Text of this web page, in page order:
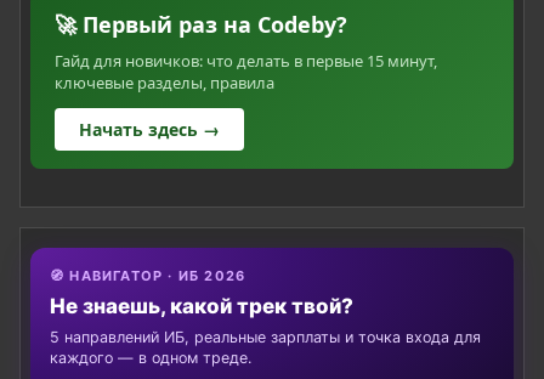
🚀 Первый раз на Codeby?
Гайд для новичков: что делать в первые 15 минут,
ключевые разделы, правила
Начать здесь →
🧭 НАВИГАТОР · ИБ 2026
Не знаешь, какой трек твой?
5 направлений ИБ, реальные зарплаты и точка входа для
каждого — в одном треде.